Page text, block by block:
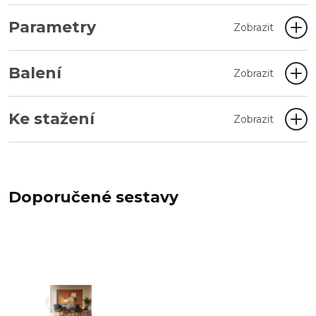
Parametry Zobrazit
Balení Zobrazit
Ke stažení Zobrazit
Doporučené sestavy